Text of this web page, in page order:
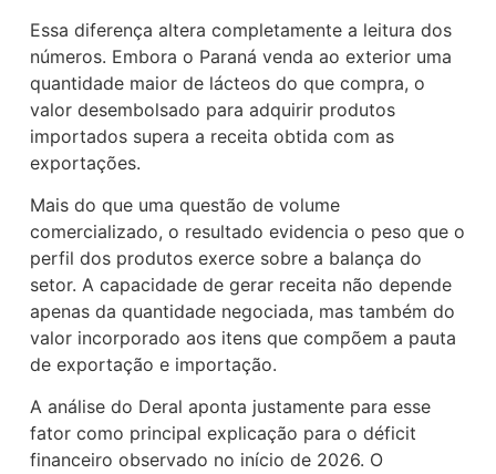
Essa diferença altera completamente a leitura dos
números. Embora o Paraná venda ao exterior uma
quantidade maior de lácteos do que compra, o
valor desembolsado para adquirir produtos
importados supera a receita obtida com as
exportações.
Mais do que uma questão de volume
comercializado, o resultado evidencia o peso que o
perfil dos produtos exerce sobre a balança do
setor. A capacidade de gerar receita não depende
apenas da quantidade negociada, mas também do
valor incorporado aos itens que compõem a pauta
de exportação e importação.
A análise do Deral aponta justamente para esse
fator como principal explicação para o déficit
financeiro observado no início de 2026. O